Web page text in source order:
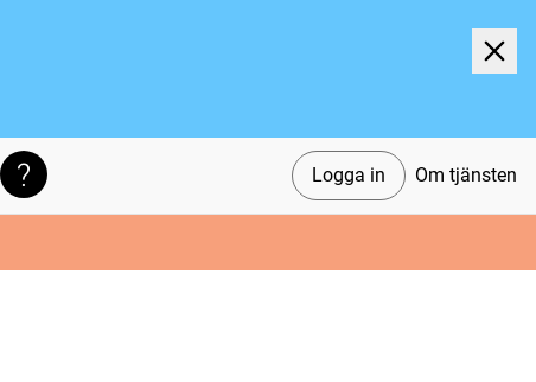
Logga in Om tjänsten
Söktips